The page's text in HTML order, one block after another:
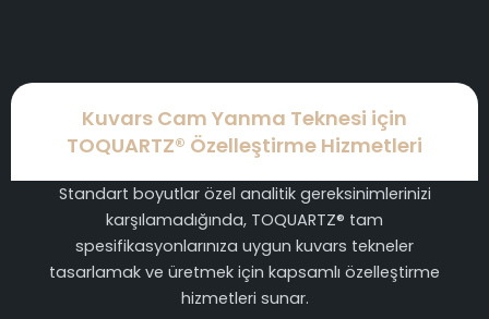
Kuvars Cam Yanma Teknesi için
TOQUARTZ® Özelleştirme Hizmetleri
Standart boyutlar özel analitik gereksinimlerinizi
karşılamadığında, TOQUARTZ® tam
spesifikasyonlarınıza uygun kuvars tekneler
tasarlamak ve üretmek için kapsamlı özelleştirme
hizmetleri sunar.